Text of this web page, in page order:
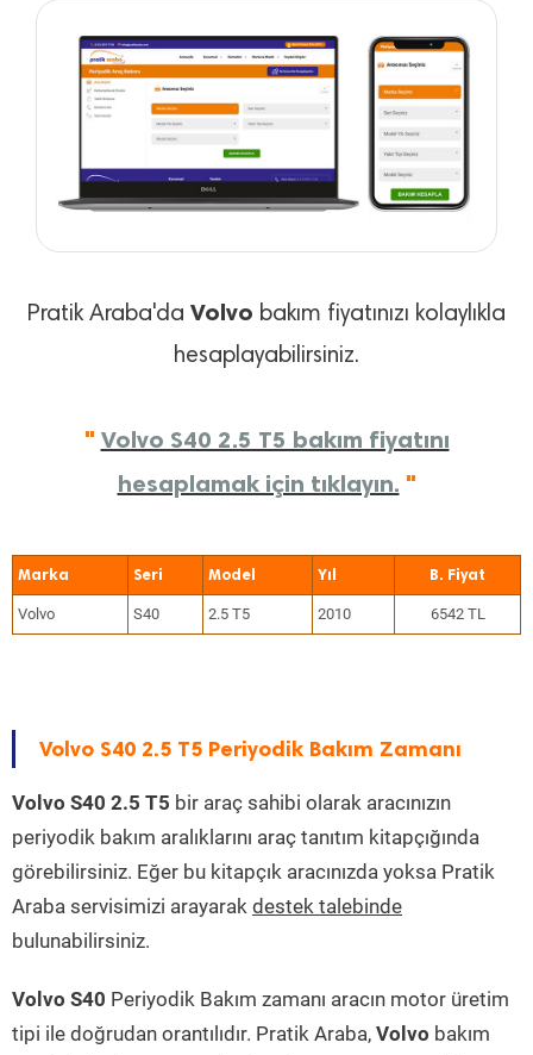
Pratik Araba'da Volvo bakım fiyatınızı kolaylıkla
hesaplayabilirsiniz.
" Volvo S40 2.5 T5 bakım fiyatını
hesaplamak için tıklayın. "
Marka Seri Model Yıl
Volvo S40 2.5 T5 2010 6542 TL
Volvo S40 2.5 T5 Periyodik Bakım Zamanı
Volvo S40 2.5 T5 bir araç sahibi olarak aracınızın
periyodik bakım aralıklarını araç tanıtım kitapçığında
görebilirsiniz. Eğer bu kitapçık aracınızda yoksa Pratik
Araba servisimizi arayarak destek talebinde
bulunabilirsiniz.
Volvo S40 Periyodik Bakım zamanı aracın motor üretim
tipi ile doğrudan orantılıdır. Pratik Araba, Volvo bakım